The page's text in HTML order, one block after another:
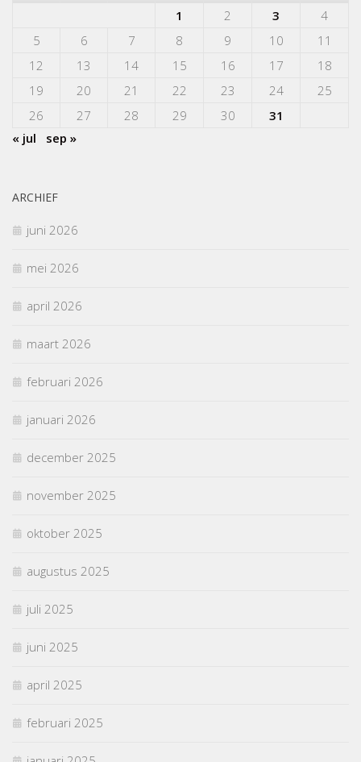
1 2 3
4
5
6 7 8 9 10
11
12
13 14 15 16 17
18
19
20 21 22 23 24
25
26
27 28 29 30
31
« jul
sep »
ARCHIEF
juni 2026
mei 2026
april 2026
maart 2026
februari 2026
januari 2026
december 2025
november 2025
oktober 2025
augustus 2025
juli 2025
juni 2025
april 2025
februari 2025